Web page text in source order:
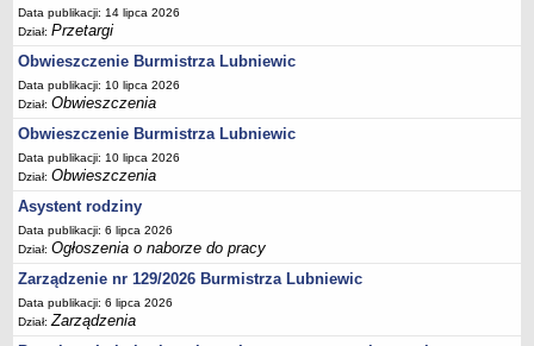
Zabytki gminne
PLANY, STUDIUM UWARUNKOWAŃ I KIERUNKÓW ZAGOSPODAROWANIA
PRZESTRZENNEGO
Zagospodarowanie przestrzenne
0_Studium
Plan ogólny
Plan ogólny - opiniowanie i uzgadnianie
Plan ogólny - Konsultacje społeczne
MPZP.1_IV.11.98
MPZP.2_XIV.105.2000
MPZP.3_XXIV.177.2001
MPZP.4_XXVII.234.2010
Data publikacji: 14 lipca 2026
Dział:Przetargi
Obwieszczenie Burmistrza Lubniewic
Data publikacji: 10 lipca 2026
Dział:Obwieszczenia
Obwieszczenie Burmistrza Lubniewic
Data publikacji: 10 lipca 2026
Dział:Obwieszczenia
Asystent rodziny
Data publikacji: 6 lipca 2026
Dział:Ogłoszenia o naborze do pracy
Zarządzenie nr 129/2026 Burmistrza Lubniewic
Data publikacji: 6 lipca 2026
Dział:Zarządzenia